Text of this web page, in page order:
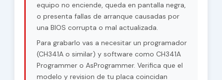
equipo no enciende, queda en pantalla negra,
o presenta fallas de arranque causadas por
una BIOS corrupta o mal actualizada.
Para grabarlo vas a necesitar un programador
(CH341A o similar) y software como CH341A
Programmer o AsProgrammer. Verifica que el
modelo y revision de tu placa coincidan